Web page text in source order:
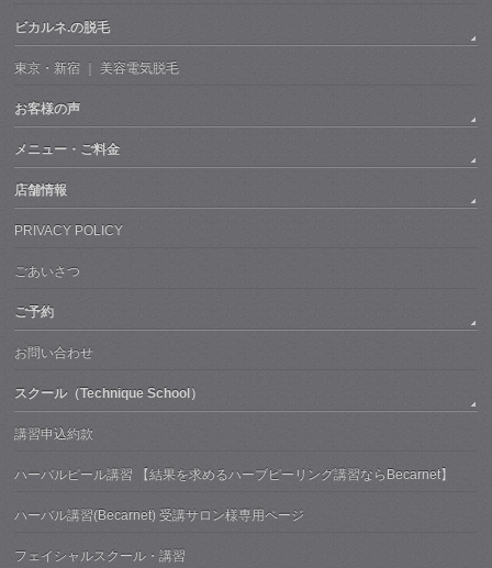
ビカルネ.の脱毛
東京・新宿 ｜ 美容電気脱毛
お客様の声
メニュー・ご料金
店舗情報
PRIVACY POLICY
ごあいさつ
ご予約
お問い合わせ
スクール（Technique School）
講習申込約款
ハーバルピール講習 【結果を求めるハーブピーリング講習ならBecarnet】
ハーバル講習(Becarnet) 受講サロン様専用ページ
フェイシャルスクール・講習